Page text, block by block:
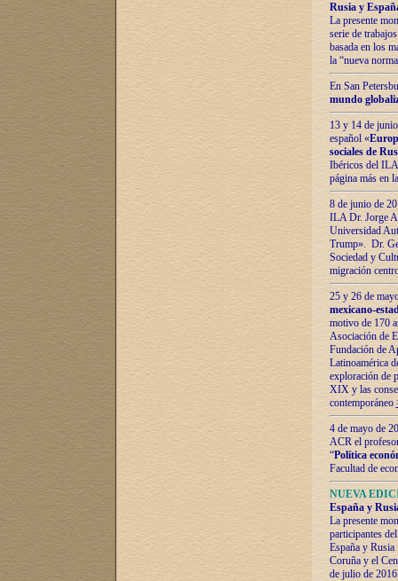
Rusia y
La presente
serie de
basada en los
la “nueva
En San
mundo
13 y 14 de
español «
sociales de
Ibéricos del ILA
página más en
8 de junio de
ILA Dr. Jorge
Universidad
Trump». Dr.
Sociedad y
migración
25 y 26 de
mexicano-
motivo de 170
Asociación de
Fundación de
Latinoamérica
exploración de
XIX y las
contemporáneo
4 de mayo de
ACR el
“Política
Facultad de
NUEVA
España y
La presente
participantes
España y
Coruña y el
de julio de